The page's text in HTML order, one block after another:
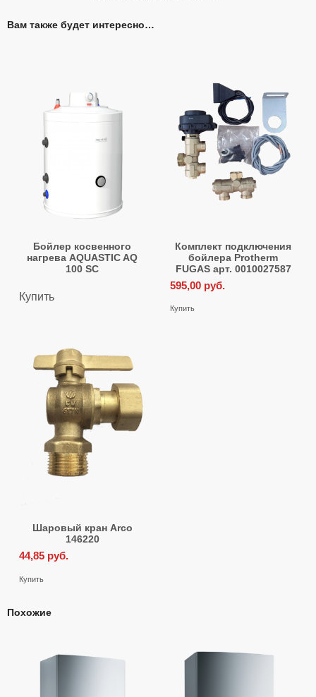
Вам также будет интересно…
Бойлер косвенного
нагрева AQUASTIC AQ
100 SC
Купить
Комплект подключения
бойлера Protherm
FUGAS арт. 0010027587
595,00 руб.
Купить
Шаровый кран Arco
146220
44,85 руб.
Купить
Похожие